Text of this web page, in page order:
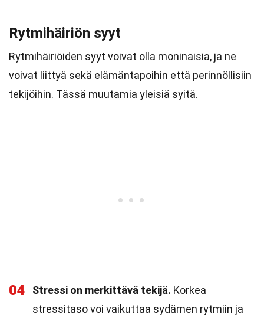
Rytmihäiriön syyt
Rytmihäiriöiden syyt voivat olla moninaisia, ja ne
voivat liittyä sekä elämäntapoihin että perinnöllisiin
tekijöihin. Tässä muutamia yleisiä syitä.
04 Stressi on merkittävä tekijä. Korkea
stressitaso voi vaikuttaa sydämen rytmiin ja